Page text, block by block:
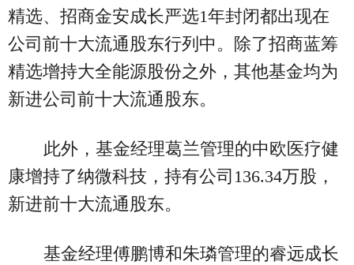
精选、招商金安成长严选1年封闭都出现在
公司前十大流通股东行列中。除了招商蓝筹
精选增持大全能源股份之外，其他基金均为
新进公司前十大流通股东。
此外，基金经理葛兰管理的中欧医疗健
康增持了纳微科技，持有公司136.34万股，
新进前十大流通股东。
基金经理傅鹏博和朱璘管理的睿远成长